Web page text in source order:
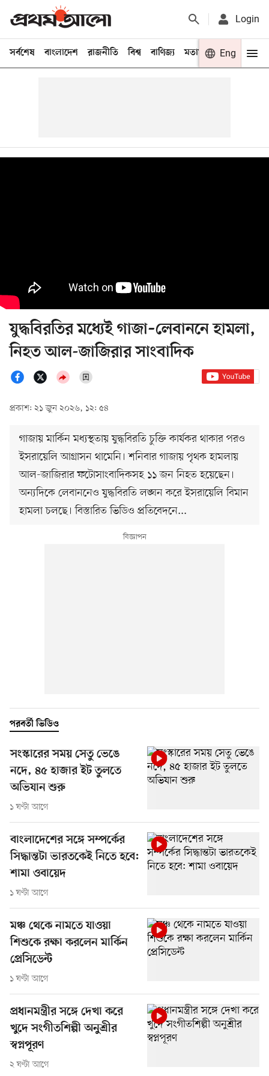
Login
সর্বশেষ বাংলাদেশ রাজনীতি বিশ্ব বাণিজ্য মতামত খেলা
Eng
যুদ্ধবিরতির মধ্যেই গাজা–লেবাননে হামলা,
নিহত আল-জাজিরার সাংবাদিক
প্রকাশ: ২১ জুন ২০২৬, ১২: ৫৪
গাজায় মার্কিন মধ্যস্থতায় যুদ্ধবিরতি চুক্তি কার্যকর থাকার পরও
ইসরায়েলি আগ্রাসন থামেনি। শনিবার গাজায় পৃথক হামলায়
আল-জাজিরার ফটোসাংবাদিকসহ ১১ জন নিহত হয়েছেন।
অন্যদিকে লেবাননেও যুদ্ধবিরতি লঙ্ঘন করে ইসরায়েলি বিমান
হামলা চলছে। বিস্তারিত ভিডিও প্রতিবেদনে...
পরবর্তী ভিডিও
সংস্কারের সময় সেতু ভেঙে
নদে, ৪৫ হাজার ইট তুলতে
অভিযান শুরু
১ ঘণ্টা আগে
বাংলাদেশের সঙ্গে সম্পর্কের
সিদ্ধান্তটা ভারতকেই নিতে হবে:
শামা ওবায়েদ
১ ঘণ্টা আগে
মঞ্চ থেকে নামতে যাওয়া
শিশুকে রক্ষা করলেন মার্কিন
প্রেসিডেন্ট
১ ঘণ্টা আগে
প্রধানমন্ত্রীর সঙ্গে দেখা করে
খুদে সংগীতশিল্পী অনুশ্রীর
স্বপ্নপূরণ
২ ঘণ্টা আগে